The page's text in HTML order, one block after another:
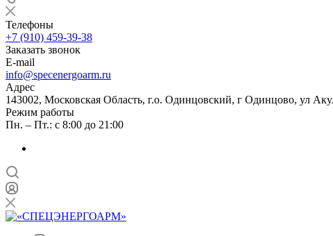
Телефоны
+7 (910) 459-39-38
Заказать звонок
E-mail
info@specenergoarm.ru
Адрес
143002, Московская Область, г.о. Одинцовский, г Одинцово, ул
Режим работы
Пн. – Пт.: с 8:00 до 21:00